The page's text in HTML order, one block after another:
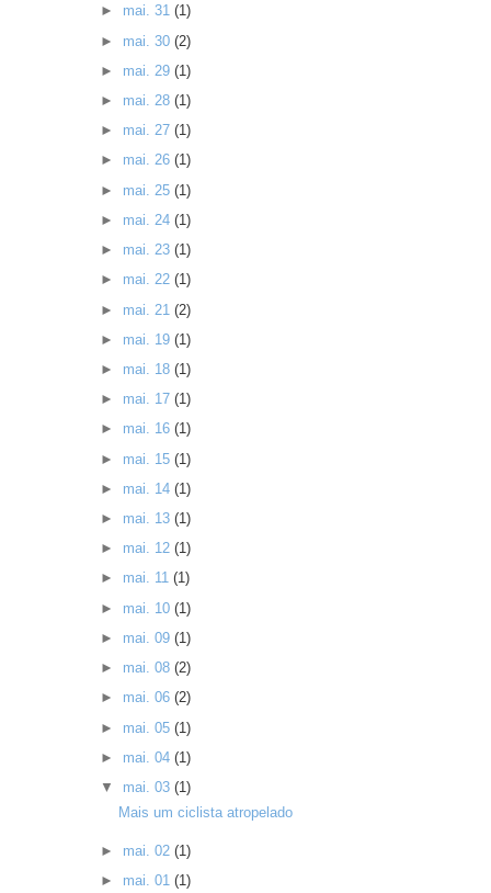
► mai. 31 (1)
► mai. 30 (2)
► mai. 29 (1)
► mai. 28 (1)
► mai. 27 (1)
► mai. 26 (1)
► mai. 25 (1)
► mai. 24 (1)
► mai. 23 (1)
► mai. 22 (1)
► mai. 21 (2)
► mai. 19 (1)
► mai. 18 (1)
► mai. 17 (1)
► mai. 16 (1)
► mai. 15 (1)
► mai. 14 (1)
► mai. 13 (1)
► mai. 12 (1)
► mai. 11 (1)
► mai. 10 (1)
► mai. 09 (1)
► mai. 08 (2)
► mai. 06 (2)
► mai. 05 (1)
► mai. 04 (1)
▼ mai. 03 (1)
Mais um ciclista atropelado
► mai. 02 (1)
► mai. 01 (1)